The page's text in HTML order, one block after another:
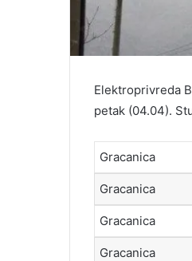
Elektroprivreda
petak (04.04).
Gracanica
Gracanica
Gracanica
Gracanica